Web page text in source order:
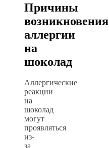
Причины
возникновения
аллергии
на
шоколад
Аллергические
реакции
на
шоколад
могут
проявляться
из-
за